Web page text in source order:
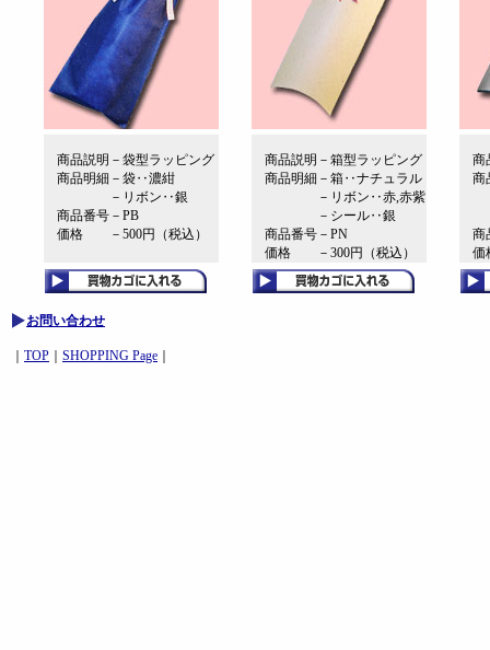
商品説明－袋型ラッピング
商品明細－袋‥濃紺
－リボン‥銀
商品番号－PB
価格 －500円（税込）
商品説明－箱型ラッピング
商品明細－箱‥ナチュラル
－リボン‥赤,赤紫
－シール‥銀
商品番号－PN
価格 －300円（税込）
商
商
商
価
お問い合わせ
TOP SHOPPING Page